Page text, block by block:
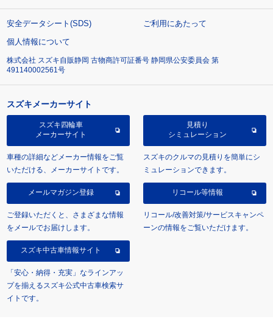
安全データシート(SDS)
ご利用にあたって
個人情報について
株式会社 スズキ自販静岡 古物商許可証番号 静岡県公安委員会 第
491140002561号
スズキメーカーサイト
スズキ四輪車
メーカーサイト
車種の詳細などメーカー情報をご覧
いただける、メーカーサイトです。
見積り
シミュレーション
スズキのクルマの見積りを簡単にシ
ミュレーションできます。
メールマガジン登録
ご登録いただくと、さまざまな情報
をメールでお届けします。
リコール等情報
リコール/改善対策/サービスキャンペ
ーンの情報をご覧いただけます。
スズキ中古車情報サイト
「安心・納得・充実」なラインアッ
プを揃えるスズキ公式中古車検索サ
イトです。